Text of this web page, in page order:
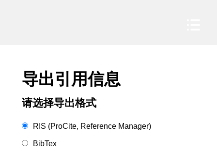
导出引用信息
请选择导出格式
RIS (ProCite, Reference Manager)
BibTex